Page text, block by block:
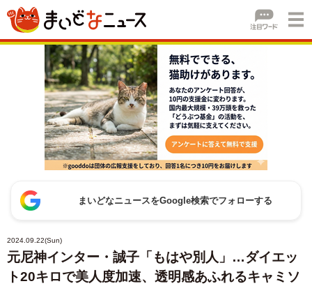
まいどなニュースをGoogle検索でフォローする
2024.09.22(Sun)
元尼神インター・誠子「もはや別人」…ダイエッ
ト20キロで美人度加速、透明感あふれるキャミソ